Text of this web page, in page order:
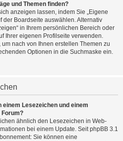
und Themen finden?
anzeigen lassen, indem Sie „Eigene
der Boardseite auswählen. Alternativ
in Ihrem persönlichen Bereich oder
Ihrer eigenen Profilseite verwenden.
nach von Ihnen erstellen Themen zu
Optionen in die Suchmaske ein.
Lesezeichen und einem
Forum?
ähnlich den Lesezeichen in Web-
bei einem Update. Seit phpBB 3.1
Sie können eine